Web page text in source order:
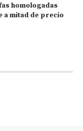
homologadas
a mitad de precio